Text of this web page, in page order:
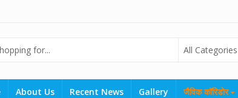
All Categories
About Us Recent News Gallery जैविक कॉरिडोर